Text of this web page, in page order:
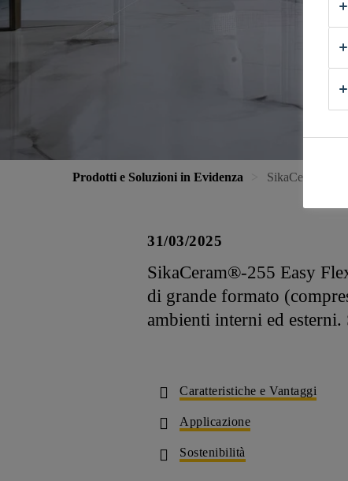
Prodotti e Soluzioni in Evidenza SikaCeram®-
31/03/2025
SikaCeram®-255 Easy
di grande formato
ambienti interni ed
Caratteristiche e Vantaggi
Applicazione
Sostenibilità